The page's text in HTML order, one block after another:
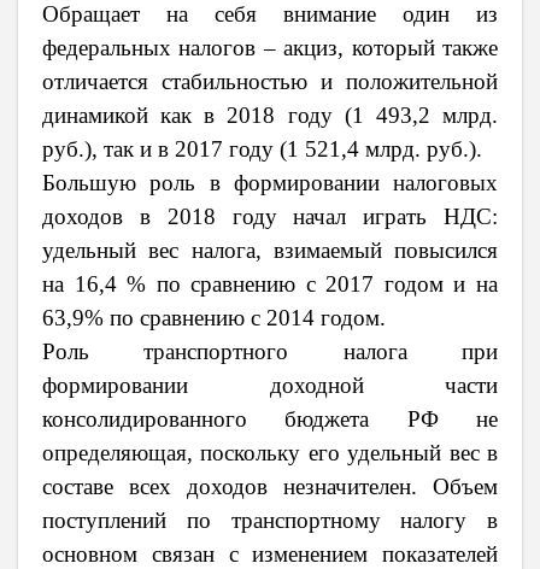
Обращает на себя внимание один из
федеральных налогов – акциз, который также
отличается стабильностью и положительной
динамикой как в 2018 году (1 493,2 млрд.
руб.), так и в 2017 году (1 521,4 млрд. руб.).
Большую роль в формировании налоговых
доходов в 2018 году начал играть НДС:
удельный вес налога, взимаемый повысился
на 16,4 % по сравнению с 2017 годом и на
63,9% по сравнению с 2014 годом.
Роль транспортного налога при
формировании доходной части
консолидированного бюджета РФ не
определяющая, поскольку его удельный вес в
составе всех доходов незначителен. Объем
поступлений по транспортному налогу в
основном связан с изменением показателей